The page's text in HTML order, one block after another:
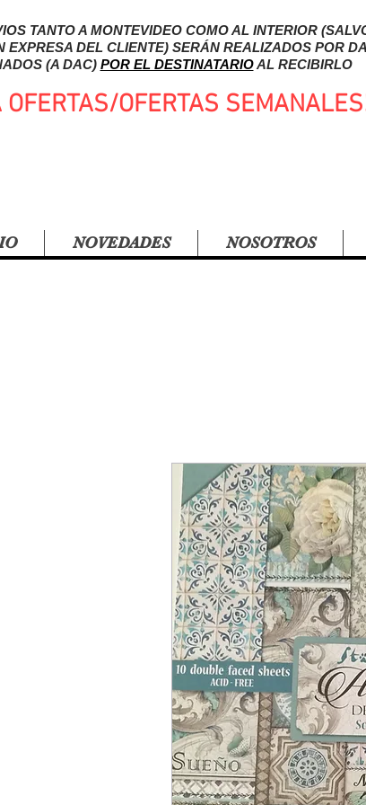
TANTO A MONTEVIDEO COMO AL INTERIOR
EXPRESA DEL CLIENTE) SERÁN REALIZADOS POR
(A DAC) POR EL DESTINATARIOAL RECIBIRLO
OFERTAS/OFERTAS
NOVEDADES NOSOTROS